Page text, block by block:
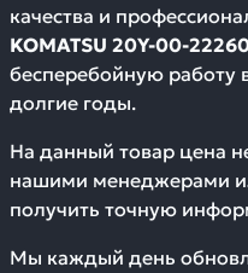
качества и
KOMATSU 20Y-00-
бесперебойную работу
долгие годы.
На данный товар цена
нашими менеджерами
получить точную
Мы каждый день